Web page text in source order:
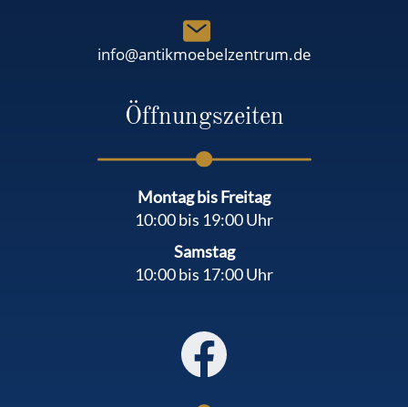
info@antikmoebelzentrum.de
Öffnungszeiten
Montag bis Freitag
10:00 bis 19:00 Uhr
Samstag
10:00 bis 17:00 Uhr